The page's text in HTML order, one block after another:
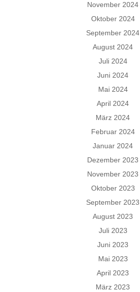
November 2024
Oktober 2024
September 2024
August 2024
Juli 2024
Juni 2024
Mai 2024
April 2024
März 2024
Februar 2024
Januar 2024
Dezember 2023
November 2023
Oktober 2023
September 2023
August 2023
Juli 2023
Juni 2023
Mai 2023
April 2023
März 2023